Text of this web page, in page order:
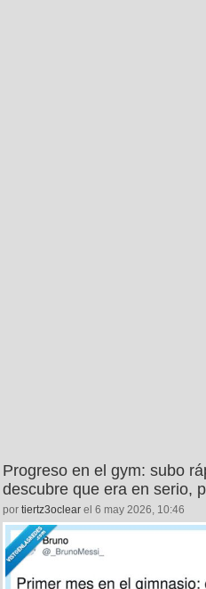
Progreso en el gym: subo
descubre que era en serio,
por tiertz3oclear el 6 may 2026, 10:46